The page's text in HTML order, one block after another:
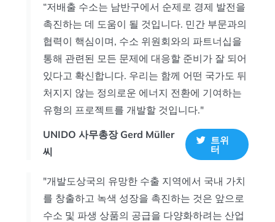
“저배출 수소는 남반구에서 순제로 경제 발전을
촉진하는 데 도움이 될 것입니다. 민간 부문과의
협력이 핵심이며, 수소 위원회와의 파트너십을
통해 관련된 모든 문제에 대응할 준비가 잘 되어
있다고 확신합니다. 우리는 함께 어떤 국가도 뒤
처지지 않는 정의로운 에너지 전환에 기여하는
유형의 프로젝트를 개발할 것입니다."
UNIDO 사무총장 Gerd Müller
씨
트위
터
"개발도상국의 유망한 수출 지역에서 국내 가치
를 창출하고 녹색 성장을 촉진하는 것은 앞으로
수소 및 파생 상품의 공급을 다양화하려는 산업